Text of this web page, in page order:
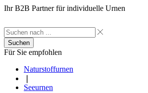
Ihr B2B Partner für individuelle Urnen
Suchen
Für Sie empfohlen
Naturstoffurnen
Seeurnen